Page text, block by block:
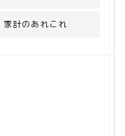
家計のあれこれ